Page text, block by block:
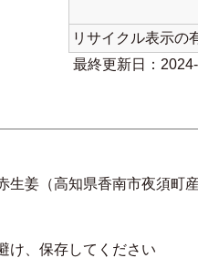
リサイクル表示の
最終更新日：
生姜（高知県香南市夜須町
け、保存してください